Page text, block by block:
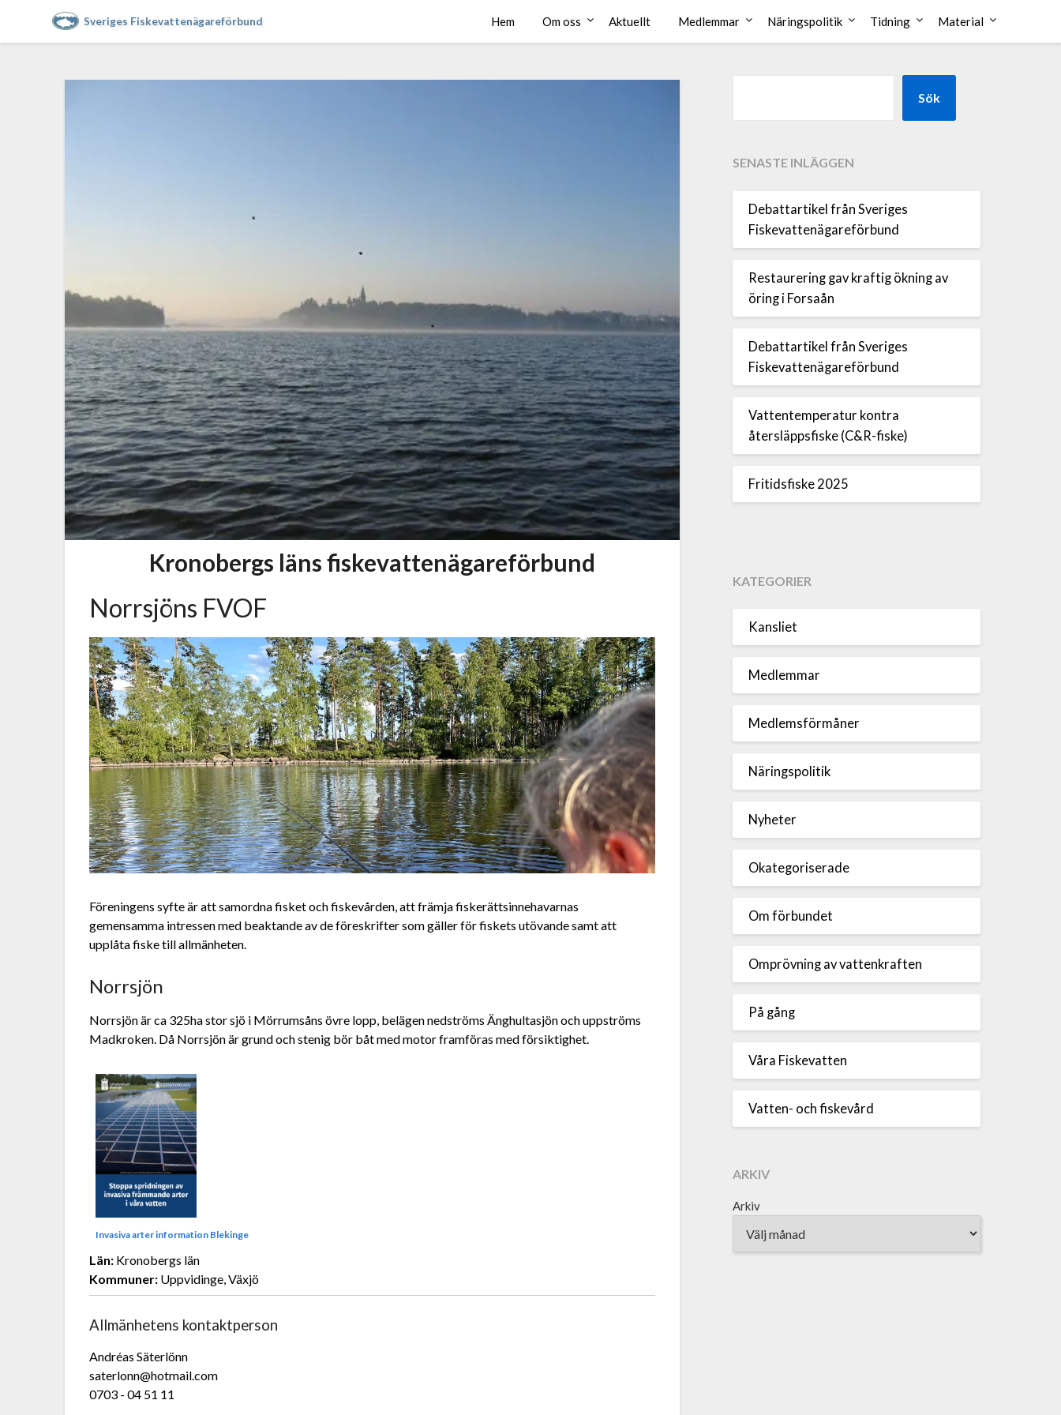
Sveriges Fiskevattenägareförbund Hem Om oss Aktuellt Medlemmar Näringspolitik Tidning Material
Kronobergs läns fiskevattenägareförbund
Norrsjöns FVOF
Föreningens syfte är att samordna fisket och fiskevården, att främja fiskerättsinnehavarnas
gemensamma intressen med beaktande av de föreskrifter som gäller för fiskets utövande samt att
upplåta fiske till allmänheten.
Norrsjön
Norrsjön är ca 325ha stor sjö i Mörrumsåns övre lopp, belägen nedströms Änghultasjön och uppströms
Madkroken. Då Norrsjön är grund och stenig bör båt med motor framföras med försiktighet.
Invasiva arter information Blekinge
Län: Kronobergs län
Kommuner: Uppvidinge, Växjö
Allmänhetens kontaktperson
Andréas Säterlönn
saterlonn@hotmail.com
0703 - 04 51 11
Sök
SENASTE INLÄGGEN
Debattartikel från Sveriges
Fiskevattenägareförbund
Restaurering gav kraftig ökning av
öring i Forsaån
Debattartikel från Sveriges
Fiskevattenägareförbund
Vattentemperatur kontra
återsläppsfiske (C&R-fiske)
Fritidsfiske 2025
KATEGORIER
Kansliet
Medlemmar
Medlemsförmåner
Näringspolitik
Nyheter
Okategoriserade
Om förbundet
Omprövning av vattenkraften
På gång
Våra Fiskevatten
Vatten- och fiskevård
ARKIV
Arkiv